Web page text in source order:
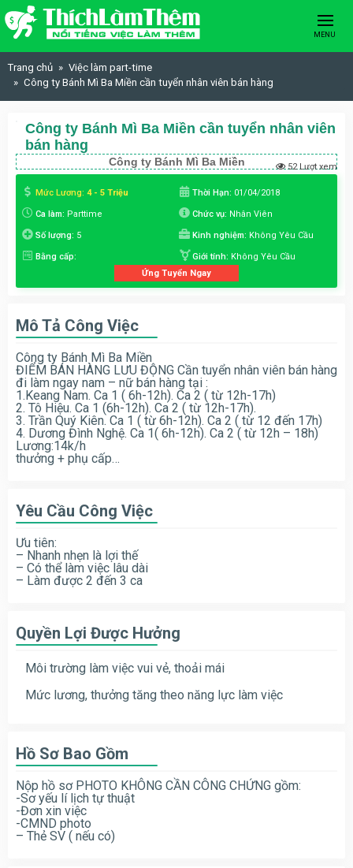
Skip to content
MENU
Trang chủ
Việc làm part-time
Công ty Bánh Mì Ba Miền cần tuyển nhân viên bán hàng
Công ty Bánh Mì Ba Miền cần tuyển nhân viên
bán hàng
Công ty Bánh Mì Ba Miền 52 Lượt xem
Mức Lương: 4 - 5 Triệu Thời Hạn: 01/04/2018
Ca làm: Parttime Chức vụ: Nhân Viên
Số lượng: 5 Kinh nghiệm: Không Yêu Cầu
Bằng cấp: Giới tính: Không Yêu Cầu
Ứng Tuyển Ngay
Mô Tả Công Việc
Công ty Bánh Mì Ba Miền
ĐIỂM BÁN HÀNG LƯU ĐỘNG Cần tuyển nhân viên bán hàng
đi làm ngay nam – nữ bán hàng tại :
1.Keang Nam. Ca 1 ( 6h-12h). Ca 2 ( từ 12h-17h)
2. Tô Hiệu. Ca 1 (6h-12h). Ca 2 ( từ 12h-17h).
3. Trần Quý Kiên. Ca 1 ( từ 6h-12h). Ca 2 ( từ 12 đến 17h)
4. Dương Đình Nghệ. Ca 1( 6h-12h). Ca 2 ( từ 12h – 18h)
Lương:14k/h
thưởng + phụ cấp…
Yêu Cầu Công Việc
Ưu tiên:
– Nhanh nhẹn là lợi thế
– Có thể làm việc lâu dài
– Làm được 2 đến 3 ca
Quyền Lợi Được Hưởng
Môi trường làm việc vui vẻ, thoải mái
Mức lương, thưởng tăng theo năng lực làm việc
Hồ Sơ Bao Gồm
Nộp hồ sơ PHOTO KHÔNG CẦN CÔNG CHỨNG gồm:
-Sơ yếu lí lịch tự thuật
-Đơn xin việc
-CMND photo
– Thẻ SV ( nếu có)